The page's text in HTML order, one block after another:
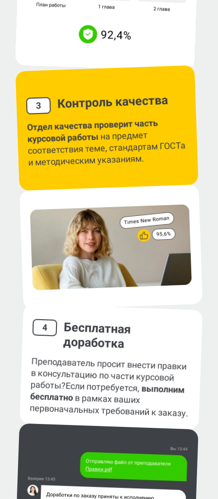
3 Контроль качества
Отдел качества проверит часть
курсовой работына предмет
соответствия теме, стандартам ГОСТа
и методическим указаниям.
4 Бесплатная
доработка
Преподаватель просит внести правки
в консультацию по части курсовой
работы?Если потребуется,выполним
бесплатнов рамках ваших
первоначальных требований к заказу.